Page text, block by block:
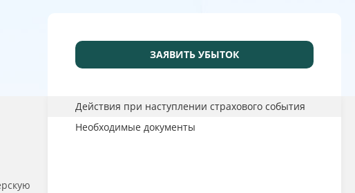
ЗАЯВИТЬ УБЫТОК
Действия при наступлении страхового события
Необходимые документы